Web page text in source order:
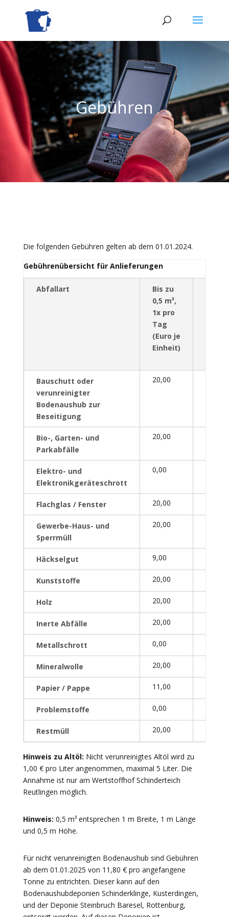
Gebühren
Die folgenden Gebühren gelten ab dem 01.01.2024.
Gebührenübersicht für Anlieferungen
Abfallart
Bis zu
0,5 m³,
1x pro
Tag
(Euro je
Einheit)
Bauschutt oder
verunreinigter
Bodenaushub zur
Beseitigung
20,00
Bio-, Garten- und
Parkabfälle
20,00
Elektro- und
Elektronikgeräteschrott
0,00
Flachglas / Fenster 20,00
Gewerbe-Haus- und
Sperrmüll
20,00
Häckselgut 9,00
Kunststoffe 20,00
Holz 20,00
Inerte Abfälle 20,00
Metallschrott 0,00
Mineralwolle 20,00
Papier / Pappe 11,00
Problemstoffe 0,00
Restmüll 20,00
Hinweis zu Altöl: Nicht verunreinigtes Altöl wird zu
1,00 € pro Liter angenommen, maximal 5 Liter. Die
Annahme ist nur am Wertstoffhof Schinderteich
Reutlingen möglich.
Hinweis: 0,5 m³ entsprechen 1 m Breite, 1 m Länge
und 0,5 m Höhe.
Für nicht verunreinigten Bodenaushub sind Gebühren
ab dem 01.01.2025 von 11,80 € pro angefangene
Tonne zu entrichten. Dieser kann auf den
Bodenaushubdeponien Schinderklinge, Kusterdingen,
und der Deponie Steinbruch Baresel, Rottenburg,